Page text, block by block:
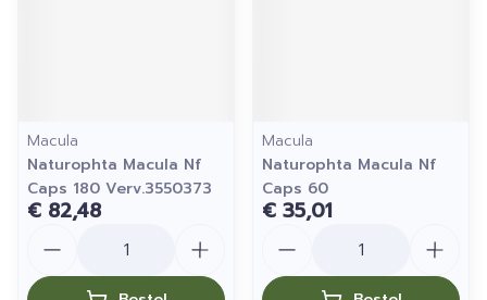
Macula
Naturophta Macula Nf
Caps 180 Verv.3550373
€ 82,48
Macula
Naturophta Macula Nf
Caps 60
€ 35,01